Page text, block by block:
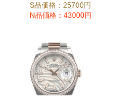
S品価格：25700円
N品価格：43000円